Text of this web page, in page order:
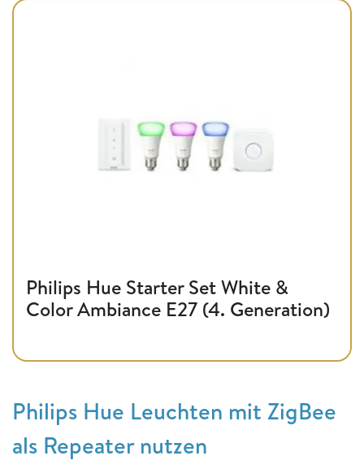
Philips Hue Starter Set White &
Color Ambiance E27 (4. Generation)
Philips Hue Leuchten mit ZigBee
als Repeater nutzen